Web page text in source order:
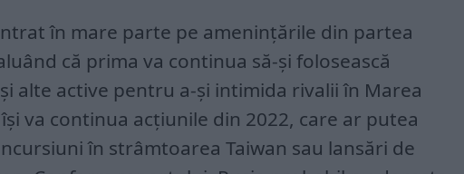
în mare parte pe amenințările din partea
că prima va continua să-și folosească
alte active pentru a-şi intimida rivalii în Marea
îşi va continua acţiunile din 2022, care ar putea
în strâmtoarea Taiwan sau lansări de